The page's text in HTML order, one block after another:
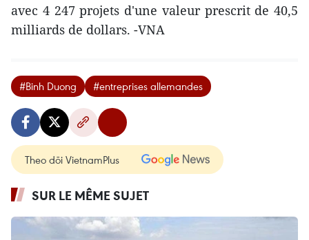
avec 4 247 projets d'une valeur prescrit de 40,5
milliards de dollars. -VNA
#Binh Duong #entreprises allemandes
Theo dõi VietnamPlus
SUR LE MÊME SUJET